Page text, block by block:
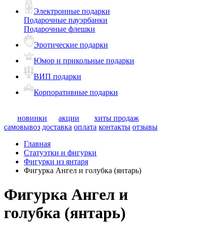
Электронные подарки
Подарочные пауэрбанки
Подарочные флешки
Эротические подарки
Юмор и прикольные подарки
ВИП подарки
Корпоративные подарки
новинки акции
хиты продаж
самовывоз доставка оплата контакты отзывы
Главная
Статуэтки и фигурки
Фигурки из янтаря
Фигурка Ангел и голубка (янтарь)
Фигурка Ангел и
голубка (янтарь)